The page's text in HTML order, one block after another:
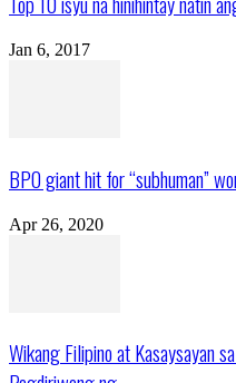
Jan 6, 2017
BPO giant hit for “subhuman”
Apr 26, 2020
Wikang Filipino at Kasaysayan